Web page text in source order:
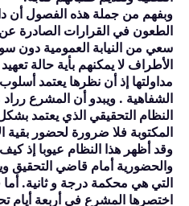
وبفهم من جملة هذه الفصول أن
الطعون في القرارات الصادرة
سعي من النيابة العمومية دون
الأطراف لا يمكنهم بأية حالة
مداولتها إذ أن نظرها يعتمد
الشفاهية . ويبدو أن المشرع
النظام التحقيقي الذي يعتمد
المكتوبة فلا ضرورة لحضور بقية
وقد أظهر هذا النظام عيوبا إذ
والحضورية أمام قاضي التحقيق
التي هي محكمة درجة و ثانية.
اختصرها المشرع في أربعة أيام